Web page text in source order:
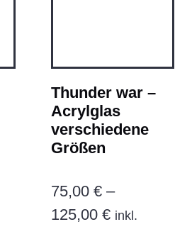
Thunder war –
Acrylglas
verschiedene
Größen
75,00 € –
125,00 € inkl.